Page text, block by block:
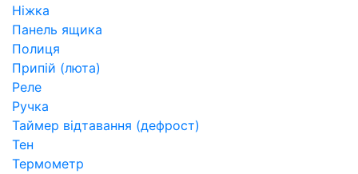
Ніжка
Панель ящика
Полиця
Припій (люта)
Реле
Ручка
Таймер відтавання (дефрост)
Тен
Термометр